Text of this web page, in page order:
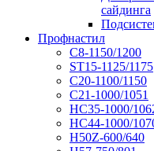
сайдинга
Профнастил
С8-1150/1200
ST15-1125/1175
С20-1100/1150
С21-1000/1051
НС35-1000/
НС44-1000/
Н50Z-600/640